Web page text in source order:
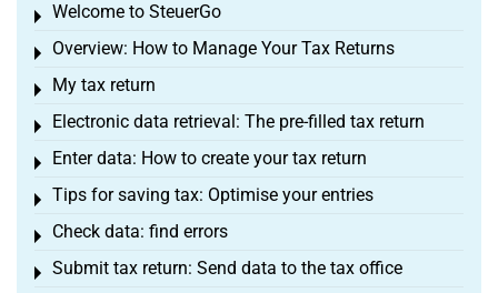
Welcome to SteuerGo
Toggle menu
Overview: How to Manage Your Tax Returns
Toggle menu
My tax return
Toggle menu
Electronic data retrieval: The pre-filled tax return
Toggle menu
Enter data: How to create your tax return
Toggle menu
Tips for saving tax: Optimise your entries
Toggle menu
Check data: find errors
Toggle menu
Submit tax return: Send data to the tax office
Toggle menu